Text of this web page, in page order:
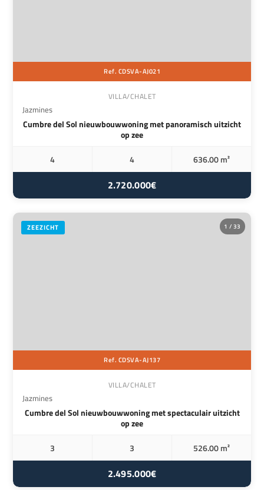
Ref. CDSVA-AJ021
VILLA/CHALET
Jazmines
Cumbre del Sol nieuwbouwwoning met panoramisch uitzicht
op zee
4
4 636.00 m²
2.720.000€
1 / 33
ZEEZICHT
Ref. CDSVA-AJ137
VILLA/CHALET
Jazmines
Cumbre del Sol nieuwbouwwoning met spectaculair uitzicht
op zee
3
3 526.00 m²
2.495.000€